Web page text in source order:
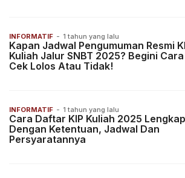
INFORMATIF - 1 tahun yang lalu
Kapan Jadwal Pengumuman Resmi
Kuliah Jalur SNBT 2025? Begini Cara
Cek Lolos Atau Tidak!
INFORMATIF - 1 tahun yang lalu
Cara Daftar KIP Kuliah 2025 Lengkap
Dengan Ketentuan, Jadwal Dan
Persyaratannya